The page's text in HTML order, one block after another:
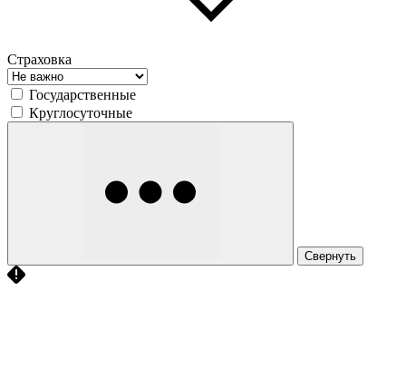
Страховка
Государственные
Круглосуточные
Свернуть